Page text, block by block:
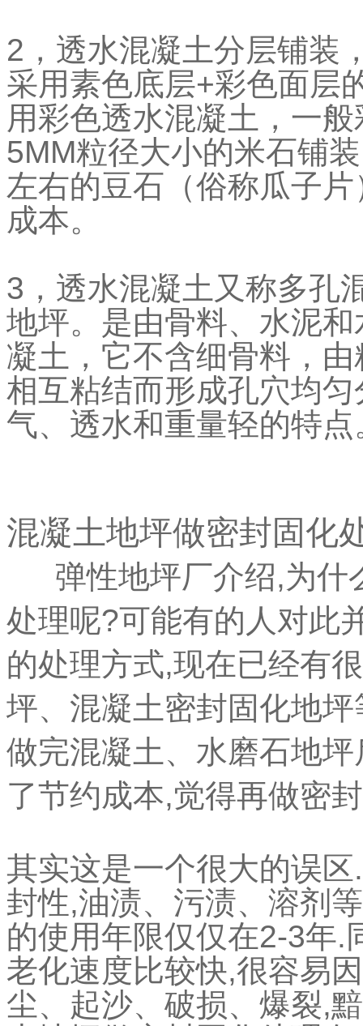
2，透水混凝土分层铺装
采用素色底层+彩色面层
用彩色透水混凝土，一
5MM粒径大小的米石铺
左右的豆石（俗称瓜子
成本。
3，透水混凝土又称多孔
地坪。是由骨料、水泥
凝土，它不含细骨料，
相互粘结而形成孔穴均
气、透水和重量轻的特点
混凝土地坪做密封固化
弹性地坪厂介绍,为什
处理呢?可能有的人对此
的处理方式,现在已经有
坪、混凝土密封固化地
做完混凝土、水磨石地
了节约成本,觉得再做密
其实这是一个很大的误
封性,油渍、污渍、溶剂
的使用年限仅仅在2-3年.
老化速度比较快,很容易
尘、起沙、破损、爆裂,